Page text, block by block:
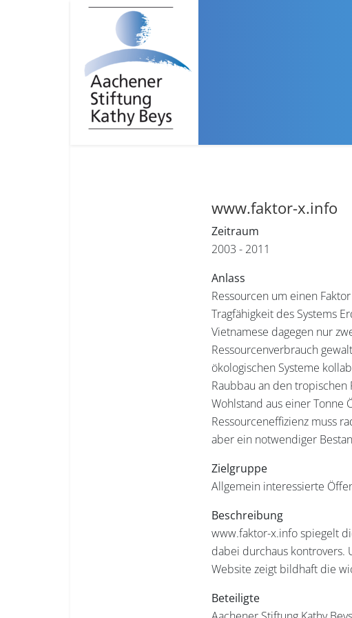
www.faktor-x.info
Zeitraum
2003 - 2011
Anlass
Ressourcen um einen
Tragfähigkeit des Systems
Vietnamese dagegen nur
Ressourcenverbrauch
ökologischen Systeme
Raubbau an den tropischen
Wohlstand aus einer Tonne
Ressourceneffizienz muss
aber ein notwendiger
Zielgruppe
Allgemein interessierte
Beschreibung
www.faktor-x.info spiegelt
dabei durchaus kontrovers.
Website zeigt bildhaft die
Beteiligte